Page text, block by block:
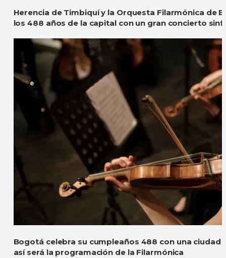
Herencia de Timbiquí y la Orquesta Filarmónica de
los 488 años de la capital con un gran concierto
Bogotá celebra su cumpleaños 488 con una ciudad
así será la programación de la Filarmónica